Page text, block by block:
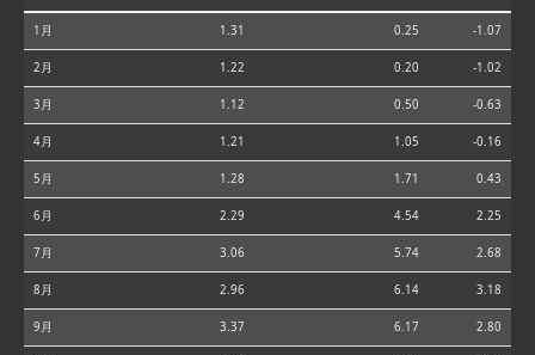
1月 1.31 0.25 -1.07
2月 1.22 0.20 -1.02
3月 1.12 0.50 -0.63
4月 1.21 1.05 -0.16
5月 1.28 1.71 0.43
6月 2.29 4.54 2.25
7月 3.06 5.74 2.68
8月 2.96 6.14 3.18
9月 3.37 6.17 2.80